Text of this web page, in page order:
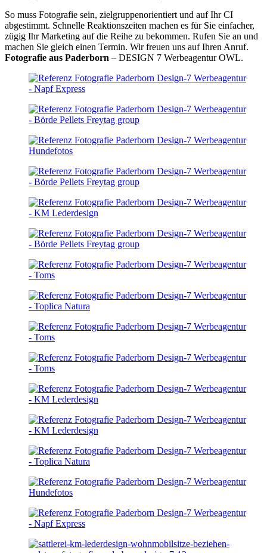
So muss Fotografie sein, zielgruppenorientiert und auf Ihr CI
abgestimmt. Schnelle Reaktionszeiten machen es für Sie einfacher,
zügig Ihr Marketing auf die Reihe zu bekommen. Rufen Sie an und
machen Sie gleich einen Termin. Wir freuen uns auf Ihren Anruf.
Fotografie aus Paderborn – DESIGN 7 Werbeagentur OWL.